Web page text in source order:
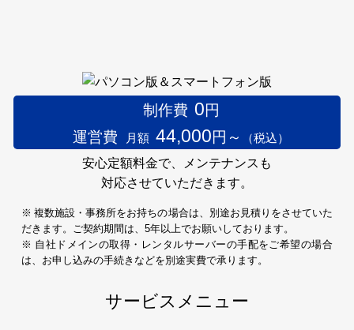
制作費 0円
運営費
月額 44,000円～
（税込）
安心定額料金で、メンテナンスも
対応させていただきます。
※ 複数施設・事務所をお持ちの場合は、別途お見積りをさせていた
だきます。ご契約期間は、5年以上でお願いしております。
※ 自社ドメインの取得・レンタルサーバーの手配をご希望の場合
は、お申し込みの手続きなどを別途実費で承ります。
サービスメニュー